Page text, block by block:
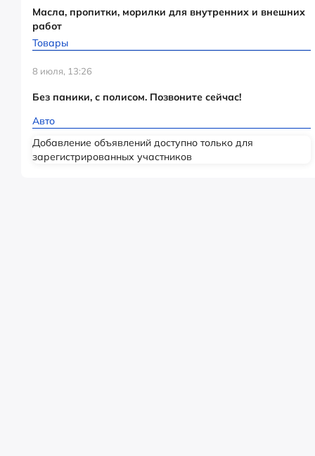
Масла, пропитки, морилки для внутренних и внешних
работ
Товары
8 июля, 13:26
Без паники, с полисом. Позвоните сейчас!
Авто
Добавление объявлений доступно только для
зарегистрированных участников